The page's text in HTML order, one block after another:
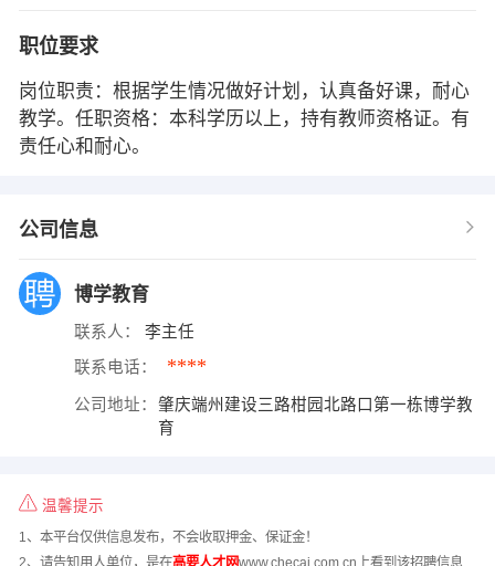
职位要求
岗位职责：根据学生情况做好计划，认真备好课，耐心
教学。任职资格：本科学历以上，持有教师资格证。有
责任心和耐心。
公司信息
博学教育
联系人： 李主任
联系电话： ****
公司地址：
肇庆端州建设三路柑园北路口第一栋博学教
育
温馨提示
1、本平台仅供信息发布，不会收取押金、保证金！
2、请告知用人单位，是在高要人才网www.checai.com.cn上看到该招聘信息